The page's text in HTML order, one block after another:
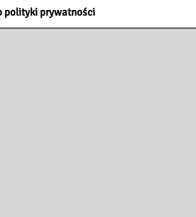
polityki prywatności